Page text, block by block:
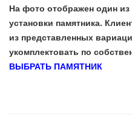
На фото отображен один
установки памятника.
из представленных
укомплектовать по
ВЫБРАТЬ ПАМЯТНИК